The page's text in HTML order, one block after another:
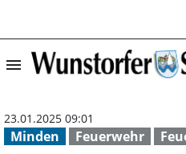
menu
Minden Feuerwehr
23.01.2025 09:01